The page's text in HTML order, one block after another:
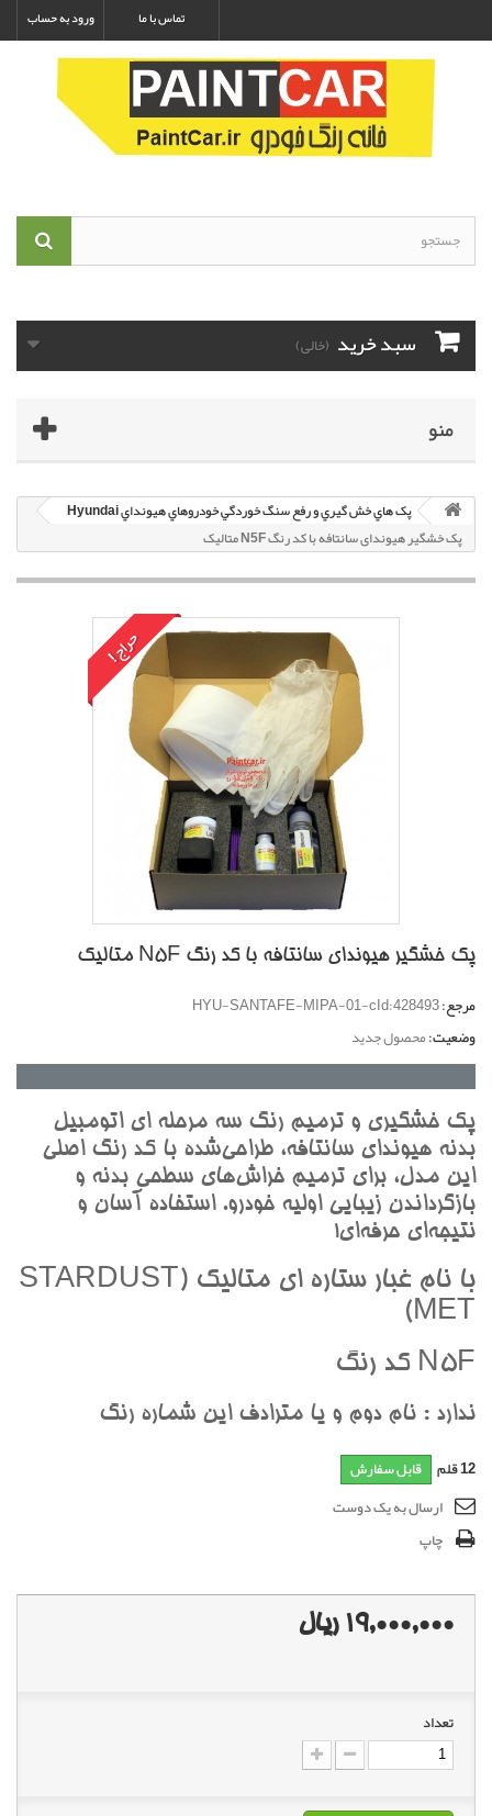
ورود به حساب تماس با ما
سبد خرید (خالی)
منو
پک هاي خش گيري و رفع سنگ خوردگي خودروهاي هيونداي Hyundai
پک خشگير هیوندای سانتافه با کد رنگ N5F متاليک
حراج!
پک خشگير هیوندای سانتافه با کد رنگ N5F متاليک
مرجع:HYU-SANTAFE-MIPA-01-cId:428493
وضعیت:محصول جدید
پک خشگيري و ترميم رنگ سه مرحله اي اتومبيل
بدنه هيونداي سانتافه، طراحي‌شده با کد رنگ اصلي
اين مدل، براي ترميم خراش‌هاي سطحي بدنه و
بازگرداندن زيبايي اوليه خودرو. استفاده آسان و
نتيجه‌اي حرفه‌اي!
با نام غبار ستاره اي متاليک (STARDUST
MET)
N5F کد رنگ
ندارد : نام دوم و يا مترادف اين شماره رنگ
12قلم قابل سفارش
ارسال به یک دوست
چاپ
19,000,000 ریال
تعداد